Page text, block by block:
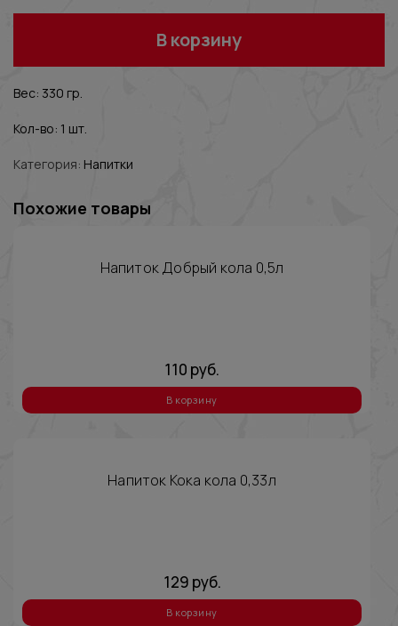
В корзину
Вес: 330 гр.
Кол-во: 1 шт.
Категория: Напитки
Похожие товары
Напиток Добрый кола 0,5л
110 руб.
В корзину
Напиток Кока кола 0,33л
129 руб.
В корзину